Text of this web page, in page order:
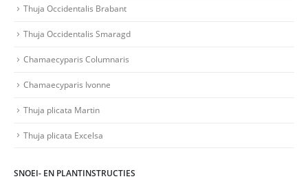
Thuja Occidentalis Brabant
Thuja Occidentalis Smaragd
Chamaecyparis Columnaris
Chamaecyparis Ivonne
Thuja plicata Martin
Thuja plicata Excelsa
SNOEI- EN PLANTINSTRUCTIES